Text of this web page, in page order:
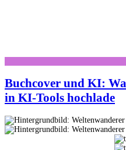
Buchcover und KI:
in KI-Tools hochlade